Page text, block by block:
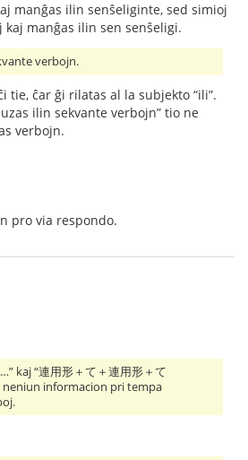
manĝas ilin senŝeliginte, sed simioj
manĝas ilin sen senŝeligi.
verbojn.
tie, ĉar ĝi rilatas al la subjekto “ili”.
ilin sekvante verbojn” tio ne
verbojn.
pro via respondo.
kaj “連用形＋て＋連用形＋て
neniun informacion pri tempa